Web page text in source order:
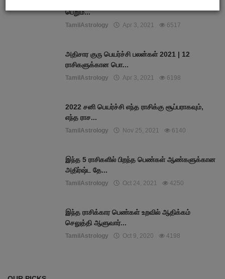
பெறும்...
TamilAstrology Apr 3, 2021 6517
அதிசார குரு பெயர்ச்சி பலன்கள் 2021 | 12
ராசிகளுக்கான பொ...
TamilAstrology Apr 3, 2021 6198
2022 சனி பெயர்ச்சி எந்த ராசிக்கு சூப்பராகவும்,
எந்த ராச...
TamilAstrology Nov 25, 2021 6140
இந்த 5 ராசிகளில் பிறந்த பெண்கள் ஆண்களுக்கான
அதிர்ஷ்ட தே...
TamilAstrology Oct 24, 2021 4250
இந்த ராசிக்கார பெண்கள் உறவில் ஆதிக்கம்
செலுத்தி ஆளுவார்...
TamilAstrology Oct 9, 2020 4198